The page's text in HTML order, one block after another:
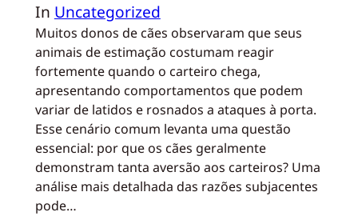
In Uncategorized
Muitos donos de cães observaram que seus
animais de estimação costumam reagir
fortemente quando o carteiro chega,
apresentando comportamentos que podem
variar de latidos e rosnados a ataques à porta.
Esse cenário comum levanta uma questão
essencial: por que os cães geralmente
demonstram tanta aversão aos carteiros? Uma
análise mais detalhada das razões subjacentes
pode…